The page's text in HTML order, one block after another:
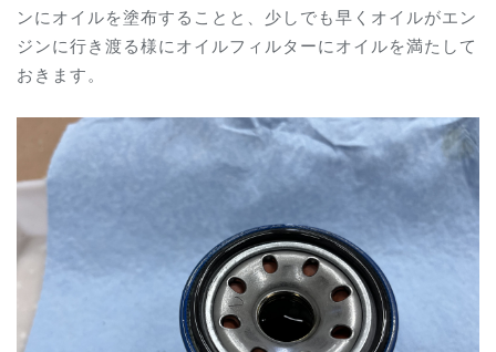
ンにオイルを塗布することと、少しでも早くオイルがエン
ジンに行き渡る様にオイルフィルターにオイルを満たして
おきます。